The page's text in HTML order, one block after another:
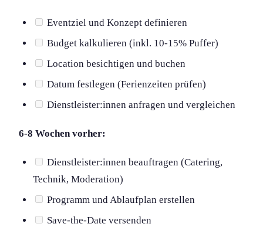
Eventziel und Konzept definieren
Budget kalkulieren (inkl. 10-15% Puffer)
Location besichtigen und buchen
Datum festlegen (Ferienzeiten prüfen)
Dienstleister:innen anfragen und vergleichen
6-8 Wochen vorher:
Dienstleister:innen beauftragen (Catering,
Technik, Moderation)
Programm und Ablaufplan erstellen
Save-the-Date versenden